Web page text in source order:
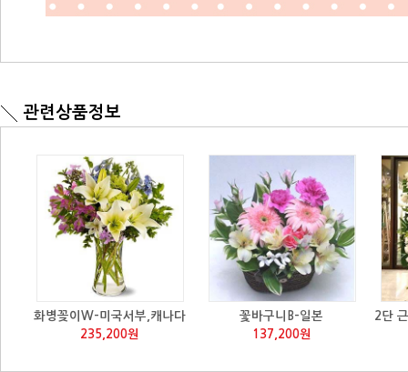
관련상품정보
화병꽂이W-미국서부,캐나다
235,200원
꽃바구니B-일본
137,200원
2단